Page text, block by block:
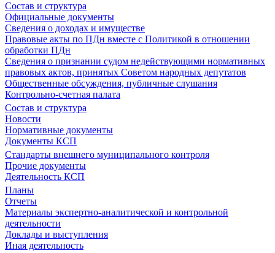
Состав и структура
Официальные документы
Сведения о доходах и имуществе
Правовые акты по ПДн вместе с Политикой в отношении
обработки ПДн
Сведения о признании судом недействующими нормативных
правовых актов, принятых Советом народных депутатов
Общественные обсуждения, публичные слушания
Контрольно-счетная палата
Состав и структура
Новости
Нормативные документы
Документы КСП
Стандарты внешнего муниципального контроля
Прочие документы
Деятельность КСП
Планы
Отчеты
Материалы экспертно-аналитической и контрольной
деятельности
Доклады и выступления
Иная деятельность